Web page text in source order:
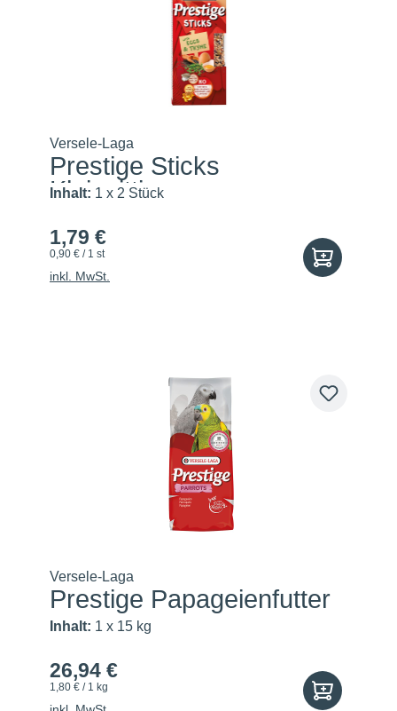
Versele-Laga
Prestige Sticks
Kleinsittic...
Inhalt: 1 x 2 Stück
1,79 €
0,90 € / 1 st
inkl. MwSt.
Versele-Laga
Prestige Papageienfutter
Inhalt: 1 x 15 kg
26,94 €
1,80 € / 1 kg